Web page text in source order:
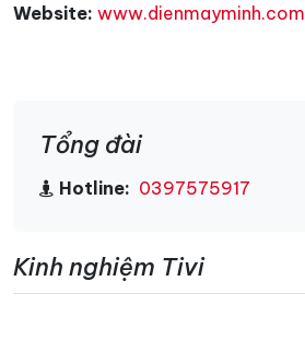
Website: www.dienmayminh.com
Tổng đài
Hotline: 0397575917
Kinh nghiệm Tivi